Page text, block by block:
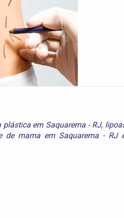
plástica em Saquarema - RJ,
de mama em Saquarema - RJ